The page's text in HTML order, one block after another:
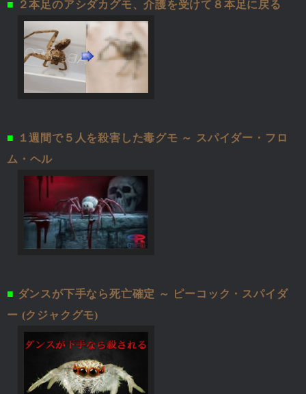
■ ２本足のアシダカグモ、介護を受けて８本足に戻る
■
１週間で５人を殺害した毒グモ ～ スパイダー・フロ
ム・ヘル
■ ダンスが下手なら死亡確定 ～ ピーコック・スパイダ
ー (クジャクグモ)